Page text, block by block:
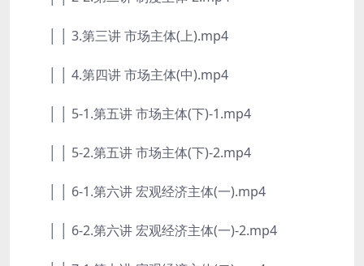
│ │ 3.第三讲 市场主体(上).mp4
│ │ 4.第四讲 市场主体(中).mp4
│ │ 5-1.第五讲 市场主体(下)-1.mp4
│ │ 5-2.第五讲 市场主体(下)-2.mp4
│ │ 6-1.第六讲 宏观经济主体(一).mp4
│ │ 6-2.第六讲 宏观经济主体(一)-2.mp4